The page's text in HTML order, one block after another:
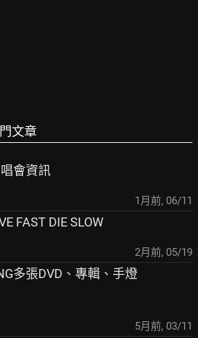
文章
會資訊
1月前, 06/11
FAST DIE SLOW
2月前, 05/19
多張DVD、專輯、手燈
5月前, 03/11